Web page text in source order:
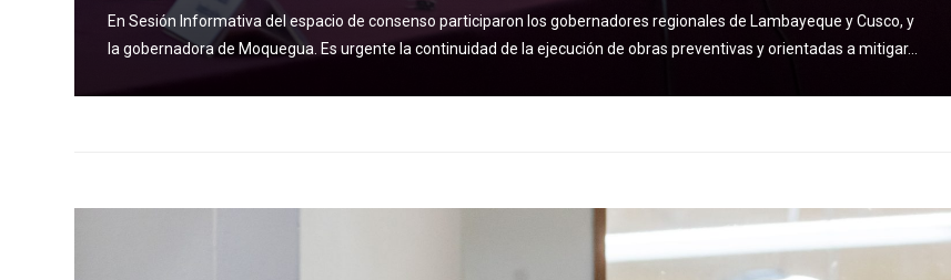
En Sesión Informativa del espacio de consenso participaron los gobernadores regionales de Lambayeque y Cusco, y
la gobernadora de Moquegua. Es urgente la continuidad de la ejecución de obras preventivas y orientadas a mitigar...